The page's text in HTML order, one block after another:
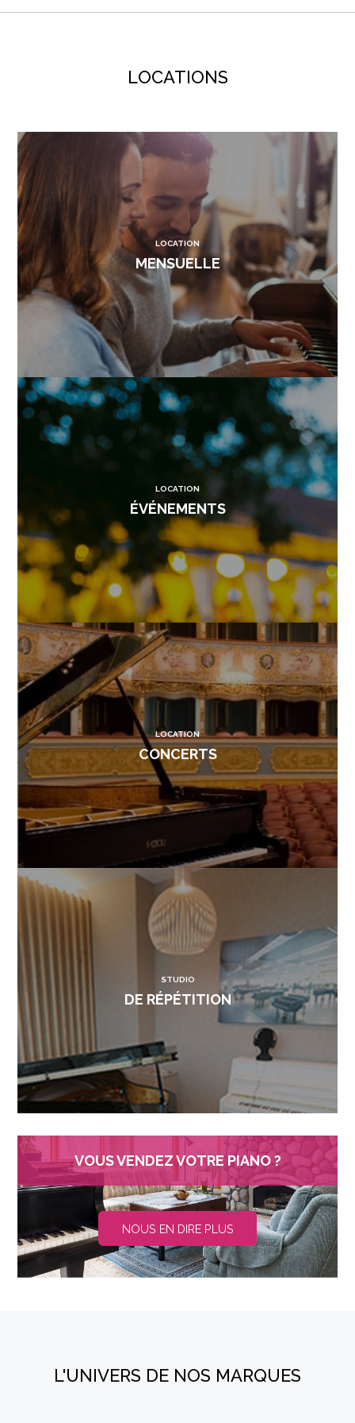
LOCATIONS
LOCATION
MENSUELLE
LOCATION
ÉVÉNEMENTS
LOCATION
CONCERTS
STUDIO
DE RÉPÉTITION
VOUS VENDEZ VOTRE PIANO ?
NOUS EN DIRE PLUS
L'UNIVERS DE NOS MARQUES